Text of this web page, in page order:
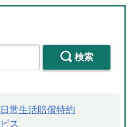
検索
日常生活賠償特約
ス